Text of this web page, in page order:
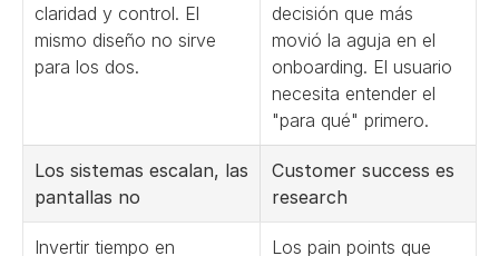
claridad y control. El
mismo diseño no sirve
para los dos.
decisión que más
movió la aguja en el
onboarding. El usuario
necesita entender el
"para qué" primero.
Los sistemas escalan, las
pantallas no
Customer success es
research
Invertir tiempo en
Los pain points que